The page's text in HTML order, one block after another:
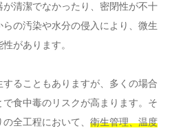
清潔でなかったり、密閉性が不十
の汚染や水分の侵入により、微生
があります。
ることもありますが、多くの場合
食中毒のリスクが高まります。そ
全工程において、 衛生管理、温度